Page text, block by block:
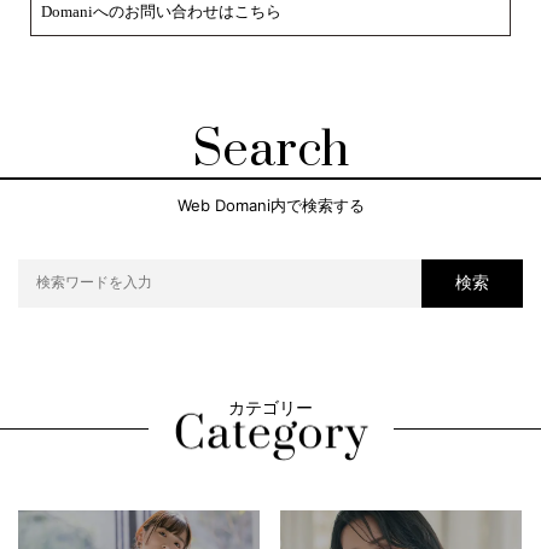
Domaniへのお問い合わせはこちら
Search
Web Domani内で検索する
検索
カテゴリー